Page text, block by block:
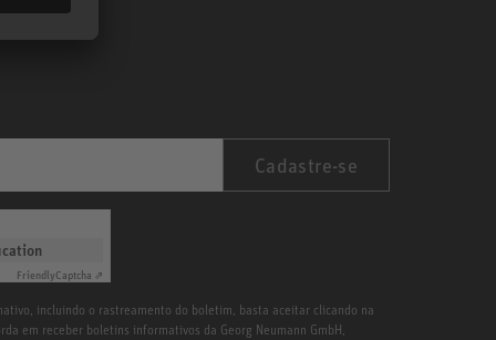
Cadastre-se
FriendlyCaptcha ⇗
incluindo o rastreamento do boletim, basta aceitar clicando na
em receber boletins informativos da Georg Neumann GmbH,